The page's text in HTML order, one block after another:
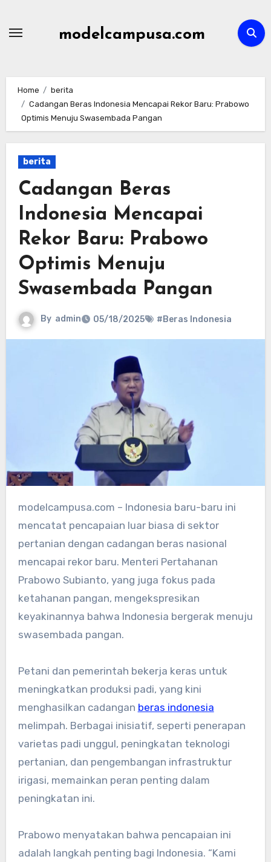
modelcampusa.com
Home
berita
Cadangan Beras Indonesia Mencapai Rekor Baru: Prabowo
Optimis Menuju Swasembada Pangan
berita
Cadangan Beras
Indonesia Mencapai
Rekor Baru: Prabowo
Optimis Menuju
Swasembada Pangan
By admin 05/18/2025 #Beras Indonesia
modelcampusa.com – Indonesia baru-baru ini
mencatat pencapaian luar biasa di sektor
pertanian dengan cadangan beras nasional
mencapai rekor baru. Menteri Pertahanan
Prabowo Subianto, yang juga fokus pada
ketahanan pangan, mengekspresikan
keyakinannya bahwa Indonesia bergerak menuju
swasembada pangan.
Petani dan pemerintah bekerja keras untuk
meningkatkan produksi padi, yang kini
menghasilkan cadangan beras indonesia
melimpah. Berbagai inisiatif, seperti penerapan
varietas padi unggul, peningkatan teknologi
pertanian, dan pengembangan infrastruktur
irigasi, memainkan peran penting dalam
peningkatan ini.
Prabowo menyatakan bahwa pencapaian ini
adalah langkah penting bagi Indonesia. “Kami